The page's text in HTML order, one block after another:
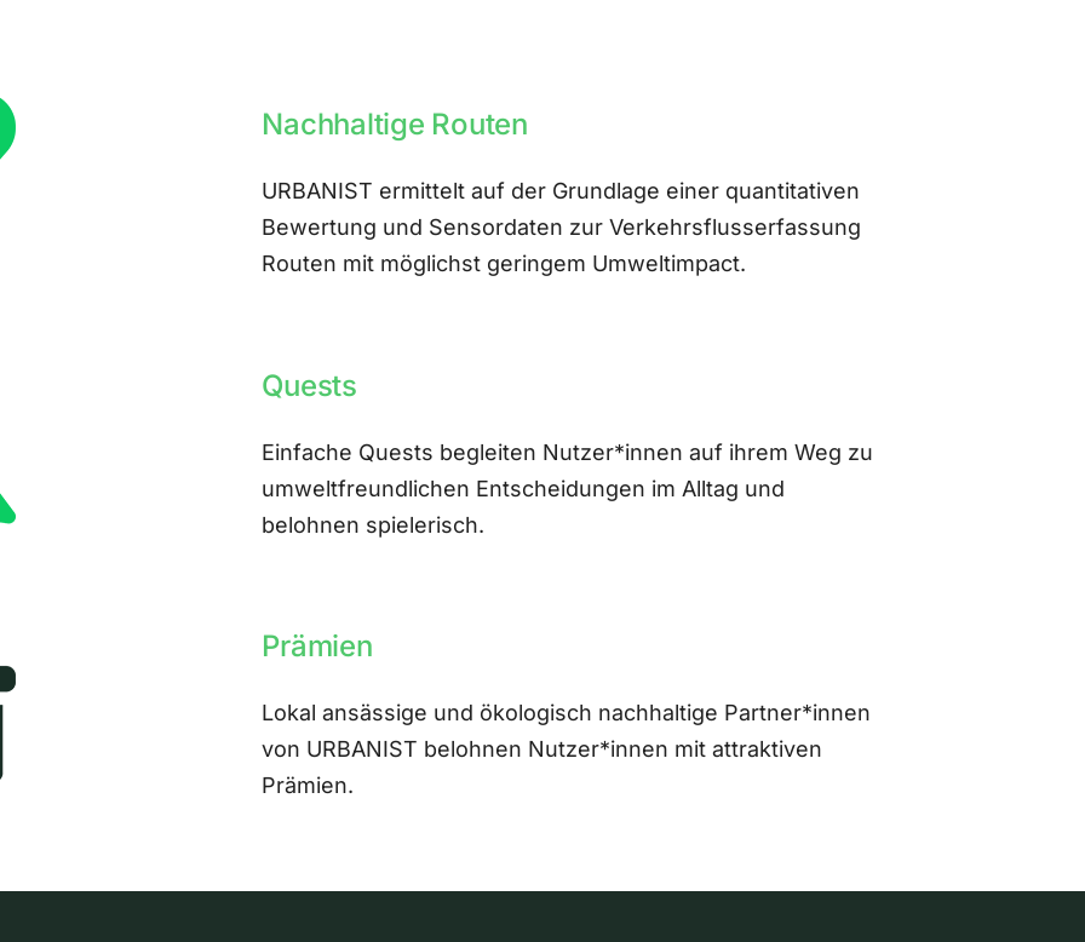
Nachhaltige Routen
URBANIST ermittelt auf der Grundlage einer quantitativen
Bewertung und Sensordaten zur Verkehrsflusserfassung
Routen mit möglichst geringem Umweltimpact.
Quests
Einfache Quests begleiten Nutzer*innen auf ihrem Weg zu
umweltfreundlichen Entscheidungen im Alltag und
belohnen spielerisch.
Prämien
Lokal ansässige und ökologisch nachhaltige Partner*innen
von URBANIST belohnen Nutzer*innen mit attraktiven
Prämien.